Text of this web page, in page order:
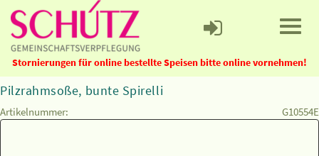
Stornierungen für online bestellte Speisen bitte online vornehmen!
Pilzrahmsoße, bunte Spirelli
Artikelnummer: G10554E